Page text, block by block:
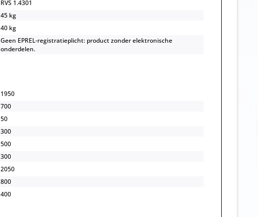
RVS 1.4301
45 kg
40 kg
Geen EPREL-registratieplicht: product zonder elektronische
onderdelen.
1950
700
50
300
500
300
2050
800
400